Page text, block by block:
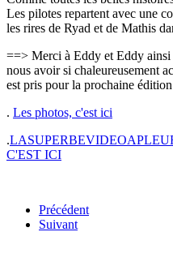
Les pilotes repartent avec une
les rires de Ryad et de Mathis
==> Merci à Eddy et Eddy
nous avoir si chaleureusement
est pris pour la prochaine
. Les photos, c'est ici
.
C'EST ICI
Précédent
Suivant